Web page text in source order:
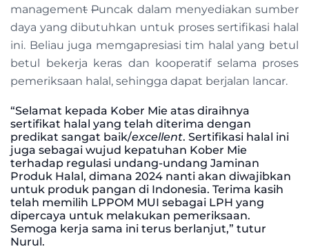
management Puncak dalam menyediakan sumber
daya yang dibutuhkan untuk proses sertifikasi halal
ini. Beliau juga memgapresiasi tim halal yang betul
betul bekerja keras dan kooperatif selama proses
pemeriksaan halal, sehingga dapat berjalan lancar.
“Selamat kepada Kober Mie atas diraihnya
sertifikat halal yang telah diterima dengan
predikat sangat baik/excellent. Sertifikasi halal ini
juga sebagai wujud kepatuhan Kober Mie
terhadap regulasi undang-undang Jaminan
Produk Halal, dimana 2024 nanti akan diwajibkan
untuk produk pangan di Indonesia. Terima kasih
telah memilih LPPOM MUI sebagai LPH yang
dipercaya untuk melakukan pemeriksaan.
Semoga kerja sama ini terus berlanjut,” tutur
Nurul.